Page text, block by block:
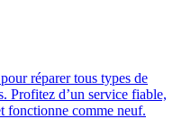
réparer tous types de
Profitez d’un service fiable,
fonctionne comme neuf.